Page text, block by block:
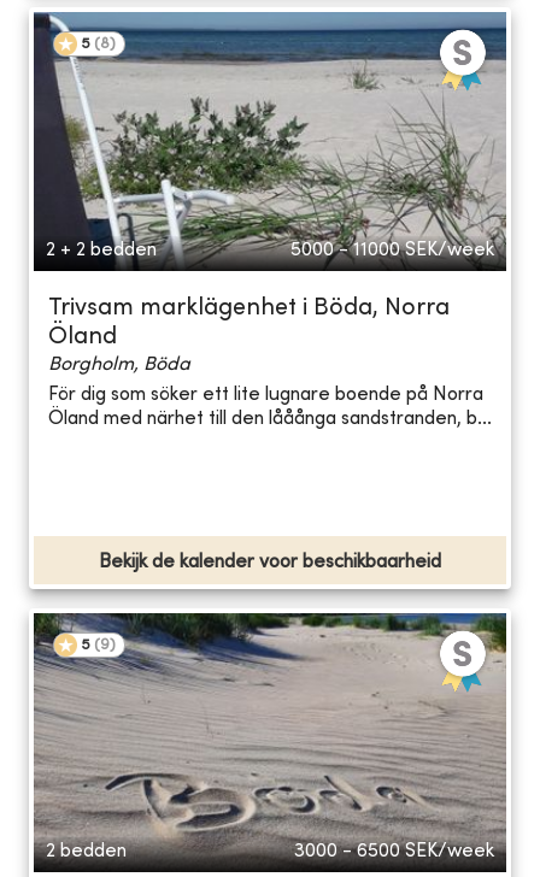
5 (8)
2 + 2 bedden 5000 - 11000 SEK/week
Trivsam marklägenhet i Böda, Norra
Öland
Borgholm, Böda
För dig som söker ett lite lugnare boende på Norra
Öland med närhet till den lååånga sandstranden, b...
Bekijk de kalender voor beschikbaarheid
5 (9)
2 bedden 3000 - 6500 SEK/week